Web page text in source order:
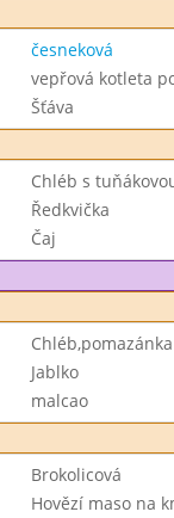
česneková
vepřová kotleta
Šťáva
Chléb s
Ředkvička
Čaj
Jablko
malcao
Brokolicová
Hovězí maso na